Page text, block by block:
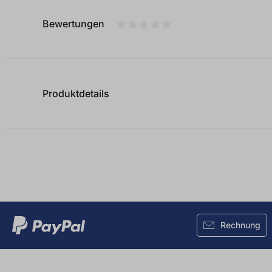
Bewertungen
Produktdetails
Rechnung